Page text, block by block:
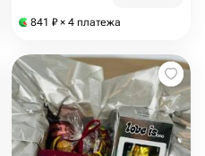
841 ₽ × 4 платежа